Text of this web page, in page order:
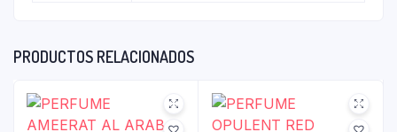
PRODUCTOS RELACIONADOS